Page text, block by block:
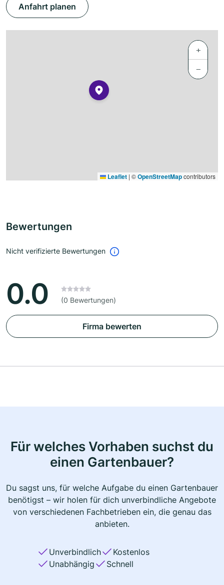
Anfahrt planen
+
−
Leaflet | ©OpenStreetMapcontributors
Bewertungen
Nicht verifizierte Bewertungen
0.0 (0 Bewertungen)
Firma bewerten
Für welches Vorhaben suchst du
einen Gartenbauer?
Du sagst uns, für welche Aufgabe du einen Gartenbauer
benötigst – wir holen für dich unverbindliche Angebote
von verschiedenen Fachbetrieben ein, die genau das
anbieten.
Unverbindlich
Kostenlos
Unabhängig
Schnell